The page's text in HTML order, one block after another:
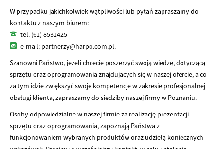
W przypadku jakichkolwiek wątpliwości lub pytań zapraszamy do
kontaktu z naszym biurem:
tel. (61) 8531425
e-mail: partnerzy@harpo.com.pl.
Szanowni Państwo, jeżeli chcecie poszerzyć swoją wiedzę, dotyczącą
sprzętu oraz oprogramowania znajdujących się w naszej ofercie, a co
za tym idzie zwiększyć swoje kompetencje w zakresie profesjonalnej
obsługi klienta, zapraszamy do siedziby naszej firmy w Poznaniu.
Osoby odpowiedzialne w naszej firmie za realizację prezentacji
sprzętu oraz oprogramowania, zapoznają Państwa z
funkcjonowaniem wybranych produktów oraz udzielą koniecznych